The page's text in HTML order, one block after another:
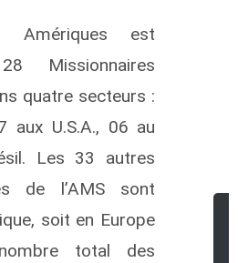
Amériques est
Missionnaires
quatre secteurs :
aux U.S.A., 06 au
Les 33 autres
de l’AMS sont
soit en Europe
total des